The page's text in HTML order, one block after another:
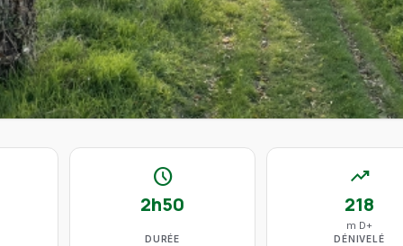
schedule
2h50
DURÉE
trending_up
218
m D+
DÉNIVELÉ